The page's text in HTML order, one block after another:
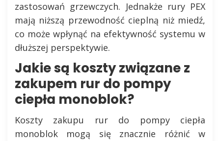
zastosowań grzewczych. Jednakże rury PEX
mają niższą przewodność cieplną niż miedź,
co może wpłynąć na efektywność systemu w
dłuższej perspektywie.
Jakie są koszty związane z
zakupem rur do pompy
ciepła monoblok?
Koszty zakupu rur do pompy ciepła
monoblok mogą się znacznie różnić w